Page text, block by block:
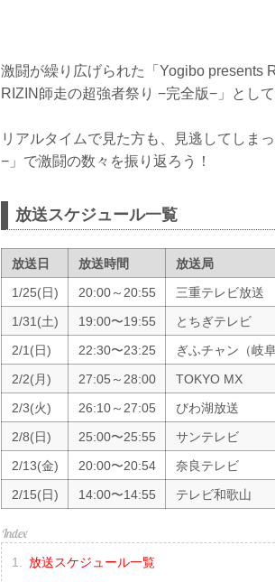
激闘が繰り広げられた「Yogibo presents
RIZIN師走の超強者祭り −完全版−」とし
リアルタイムで見た方も、見逃してしま
−」で激闘の数々を振り返ろう！
放送スケジュール一覧
放送日 放送時間 放送局
1/25(日)
20:00～20:55 三重テレビ放送
1/31(土)
19:00〜19:55 とちぎテレビ
2/1(日)
22:30〜23:25 ぎふチャン（岐阜
2/2(月)
27:05～28:00 TOKYO MX
2/3(火)
26:10～27:05 びわ湖放送
2/8(日)
25:00〜25:55 サンテレビ
2/13(金)
20:00〜20:54 奈良テレビ
2/15(日)
14:00〜14:55 テレビ和歌山
放送スケジュール一覧